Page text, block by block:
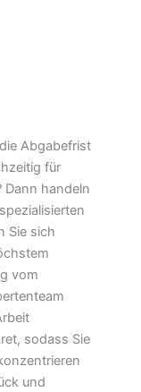
Abgabefrist
für
Dann handeln
Sie sich
vom
sodass Sie
und